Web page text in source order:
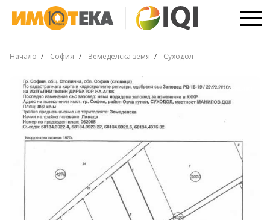
Начало София Земеделска земя Суходол
ЕКСКЛУЗИВНО